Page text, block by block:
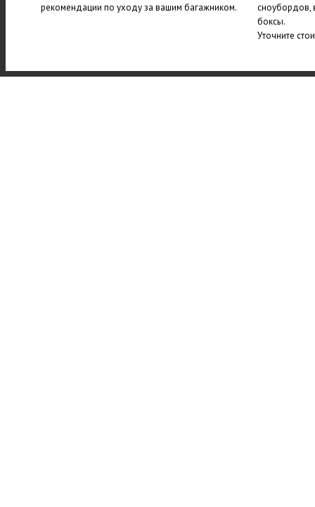
рекомендации по уходу за вашим багажником.
сноубордов,
боксы.
Уточните